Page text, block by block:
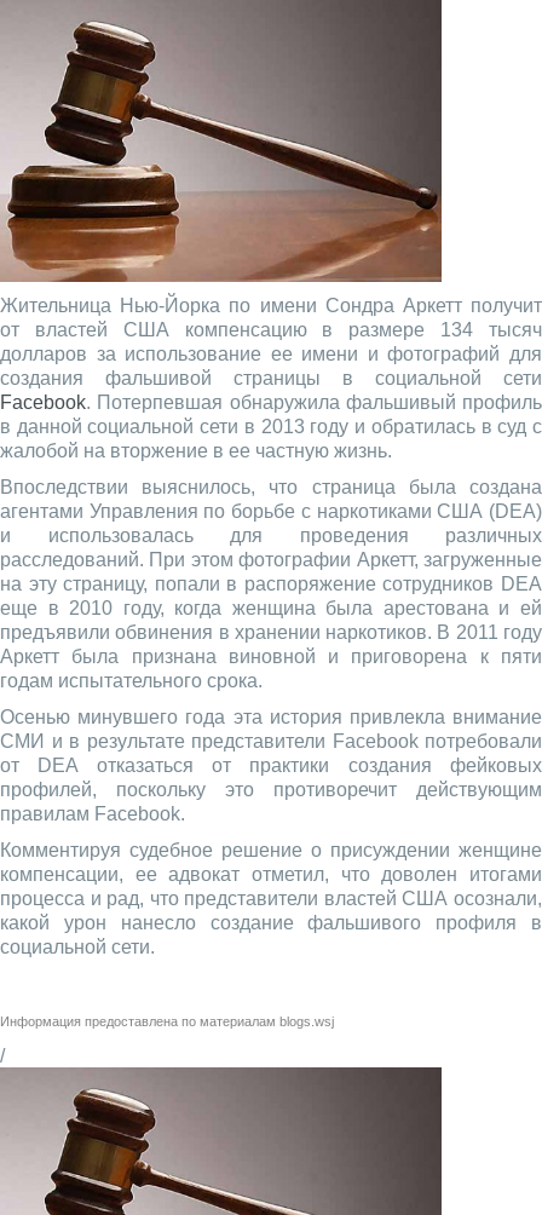
Жительница Нью-Йорка по имени Сондра Аркетт получит
от властей США компенсацию в размере 134 тысяч
долларов за использование ее имени и фотографий для
создания фальшивой страницы в социальной сети
Facebook. Потерпевшая обнаружила фальшивый профиль
в данной социальной сети в 2013 году и обратилась в суд с
жалобой на вторжение в ее частную жизнь.
Впоследствии выяснилось, что страница была создана
агентами Управления по борьбе с наркотиками США (DEA)
и использовалась для проведения различных
расследований. При этом фотографии Аркетт, загруженные
на эту страницу, попали в распоряжение сотрудников DEA
еще в 2010 году, когда женщина была арестована и ей
предъявили обвинения в хранении наркотиков. В 2011 году
Аркетт была признана виновной и приговорена к пяти
годам испытательного срока.
Осенью минувшего года эта история привлекла внимание
СМИ и в результате представители Facebook потребовали
от DEA отказаться от практики создания фейковых
профилей, поскольку это противоречит действующим
правилам Facebook.
Комментируя судебное решение о присуждении женщине
компенсации, ее адвокат отметил, что доволен итогами
процесса и рад, что представители властей США осознали,
какой урон нанесло создание фальшивого профиля в
социальной сети.
Информация предоставлена по материалам blogs.wsj
/